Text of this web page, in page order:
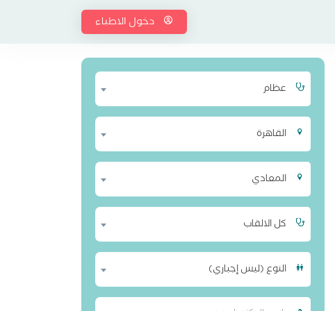
دخول الاطباء
عظام
القاهرة
المعادي
كل الالقاب
النوع (ليس إجباري)